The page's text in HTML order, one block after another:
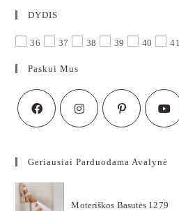
DYDIS
36 37 38 39 40 41
Paskui Mus
Geriausiai Parduodama Avalynė
Moteriškos Basutės 1279